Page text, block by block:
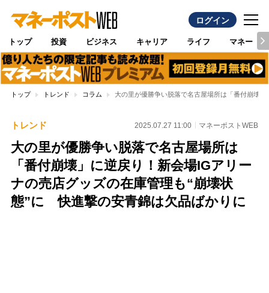
ログイン
トップ 投資 ビジネス キャリア ライフ マネー
トップ トレンド コラム 大の里が優勝争い脱落で名古屋場所は「番付崩壊
トレンド 2025.07.27 11:00 マネーポストWEB
大の里が優勝争い脱落で名古屋場所は
「番付崩壊」に逆戻り！新会場IGアリー
ナの売店グッズの在庫管理も“崩壊状
態”に 快進撃の安青錦は欠品ばかりに